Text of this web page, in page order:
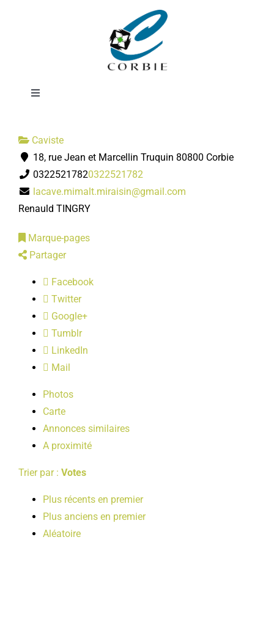
Toggle
DÉMARCHES ADMINISTRATIVES
SERVICES MUNICIPAUX
PRATIQUE
LOISIRS
PUBLICATIONS
La cave Mi-Malt
Mi-Raisin
Caviste
18, rue Jean et Marcellin Truquin 80800 Corbie
03225217820322521782
lacave.mimalt.miraisin@gmail.com
Renauld TINGRY
Marque-pages
Partager
Facebook
Twitter
Google+
Tumblr
LinkedIn
Mail
Photos
Carte
Annonces similaires
A proximité
Trier par : Votes
Plus récents en premier
Plus anciens en premier
Aléatoire